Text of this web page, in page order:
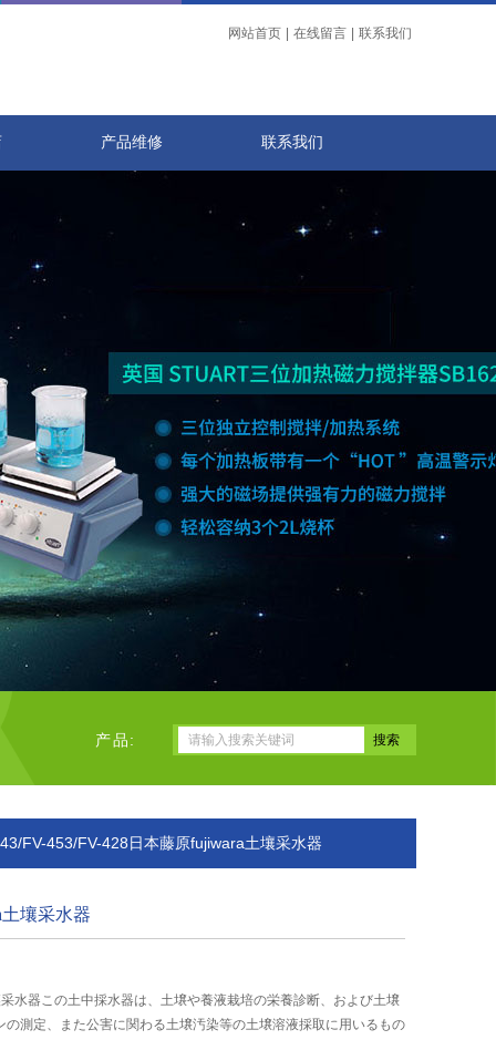
网站首页 在线留言 联系我们
产品维修 联系我们
产品:
FV-453/FV-428日本藤原fujiwara土壤采水器
壤采水器
水器この土中採水器は、土壌や養液栽培の栄養診断、および土壌
の測定、また公害に関わる土壌汚染等の土壌溶液採取に用いるもの